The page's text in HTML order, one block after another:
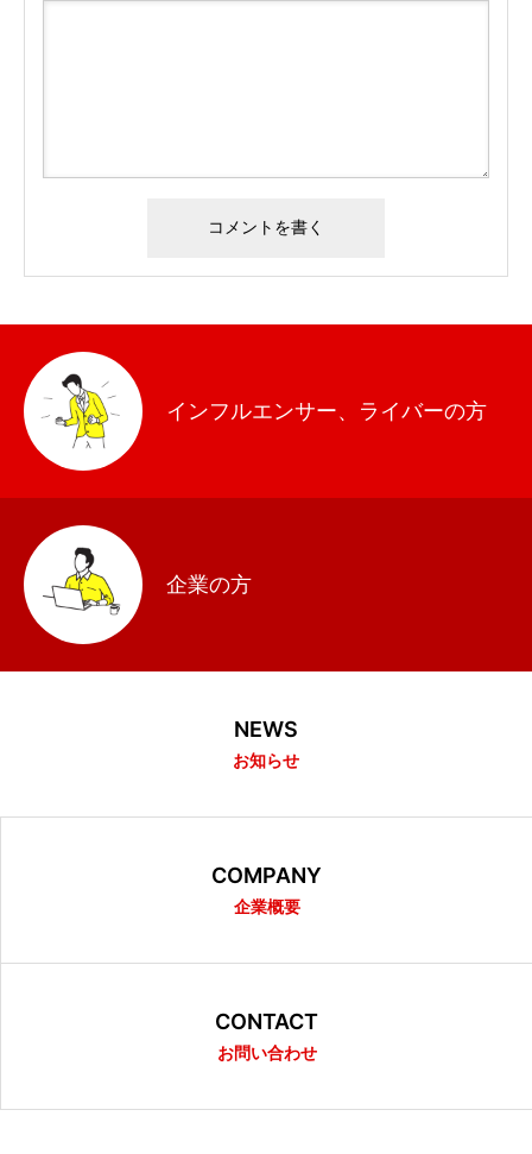
インフルエンサー、ライバーの方
企業の方
NEWS
お知らせ
COMPANY
企業概要
CONTACT
お問い合わせ